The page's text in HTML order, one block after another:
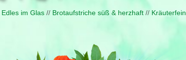
Edles im Glas// Brot­aufstriche süß & herzhaft// Kräuterfein